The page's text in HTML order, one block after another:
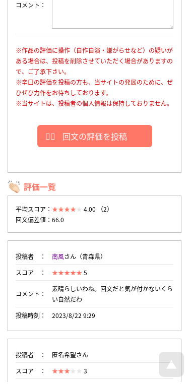
コメント
※作品の評価に操作（自作自演・嫌がらせなど）の疑いが
ある場合は、投稿を削除させていただく場合がありますの
で、ご了承下さい。
※辛口の評価を投稿の方も、当サイトの発展のために、ぜ
ひぜひ力作をお待ちしております。
※当サイトは、投稿者の個人情報は保持しておりません。
回文の評価を投稿
評価一覧
平均スコア：
4.00 （2）
回文偏差値：66.0
投稿者 南風さん（青森県）
スコア
5
コメント
素晴らしいわね。回文だと気が付かないくら
い自然だわ
投稿時刻
2023/8/22 9:29
投稿者
匿名希望さん
スコア
3